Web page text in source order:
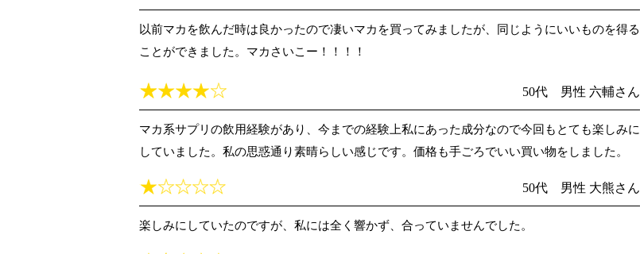
以前マカを飲んだ時は良かったので凄いマカを買ってみましたが、同じようにいいものを得る
ことができました。マカさいこー！！！！
50代 男性 六輔さん
マカ系サプリの飲用経験があり、今までの経験上私にあった成分なので今回もとても楽しみに
していました。私の思惑通り素晴らしい感じです。価格も手ごろでいい買い物をしました。
50代 男性 大熊さん
楽しみにしていたのですが、私には全く響かず、合っていませんでした。